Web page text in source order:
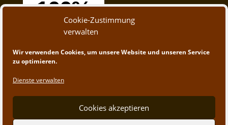
Cookie-Zustimmung
verwalten
Wir verwenden Cookies, um unsere Website und unseren Service
zu optimieren.
Dienste verwalten
Cookies akzeptieren